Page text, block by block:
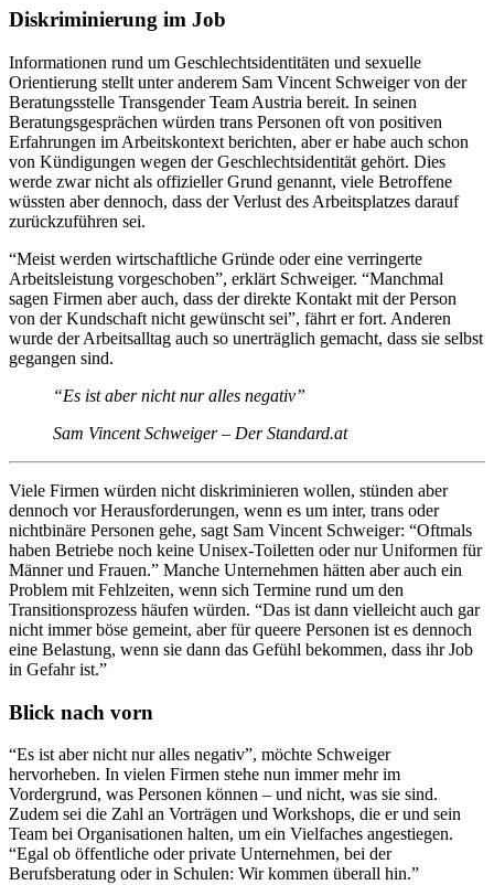
Diskriminierung im Job
Informationen rund um Geschlechtsidentitäten und sexuelle
Orientierung stellt unter anderem Sam Vincent Schweiger von der
Beratungsstelle Transgender Team Austria bereit. In seinen
Beratungsgesprächen würden trans Personen oft von positiven
Erfahrungen im Arbeitskontext berichten, aber er habe auch schon
von Kündigungen wegen der Geschlechtsidentität gehört. Dies
werde zwar nicht als offizieller Grund genannt, viele Betroffene
wüssten aber dennoch, dass der Verlust des Arbeitsplatzes darauf
zurückzuführen sei.
“Meist werden wirtschaftliche Gründe oder eine verringerte
Arbeitsleistung vorgeschoben”, erklärt Schweiger. “Manchmal
sagen Firmen aber auch, dass der direkte Kontakt mit der Person
von der Kundschaft nicht gewünscht sei”, fährt er fort. Anderen
wurde der Arbeitsalltag auch so unerträglich gemacht, dass sie selbst
gegangen sind.
“Es ist aber nicht nur alles negativ”
Sam Vincent Schweiger – Der Standard.at
Viele Firmen würden nicht diskriminieren wollen, stünden aber
dennoch vor Herausforderungen, wenn es um inter, trans oder
nichtbinäre Personen gehe, sagt Sam Vincent Schweiger: “Oftmals
haben Betriebe noch keine Unisex-Toiletten oder nur Uniformen für
Männer und Frauen.” Manche Unternehmen hätten aber auch ein
Problem mit Fehlzeiten, wenn sich Termine rund um den
Transitionsprozess häufen würden. “Das ist dann vielleicht auch gar
nicht immer böse gemeint, aber für queere Personen ist es dennoch
eine Belastung, wenn sie dann das Gefühl bekommen, dass ihr Job
in Gefahr ist.”
Blick nach vorn
“Es ist aber nicht nur alles negativ”, möchte Schweiger
hervorheben. In vielen Firmen stehe nun immer mehr im
Vordergrund, was Personen können – und nicht, was sie sind.
Zudem sei die Zahl an Vorträgen und Workshops, die er und sein
Team bei Organisationen halten, um ein Vielfaches angestiegen.
“Egal ob öffentliche oder private Unternehmen, bei der
Berufsberatung oder in Schulen: Wir kommen überall hin.”